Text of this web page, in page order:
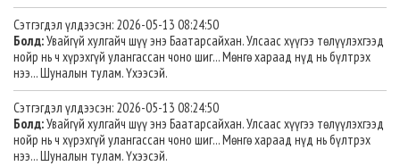
Сэтгэгдэл үлдээсэн: 2026-05-13 08:24:50
Болд:Увайгүй хулгайч шүү энэ Баатарсайхан. Улсаас хүүгээ төлүүлэхгээд
нойр нь ч хүрэхгүй улангассан чоно шиг... Мөнгө хараад нүд нь бүлтрэх
нээ... Шуналын тулам. Үхээсэй.
Сэтгэгдэл үлдээсэн: 2026-05-13 08:24:50
Болд:Увайгүй хулгайч шүү энэ Баатарсайхан. Улсаас хүүгээ төлүүлэхгээд
нойр нь ч хүрэхгүй улангассан чоно шиг... Мөнгө хараад нүд нь бүлтрэх
нээ... Шуналын тулам. Үхээсэй.